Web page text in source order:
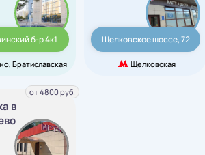
б-р 4к1
Братиславская
Щелковское шоссе, 72
Щелковская
в
от 4800 руб.